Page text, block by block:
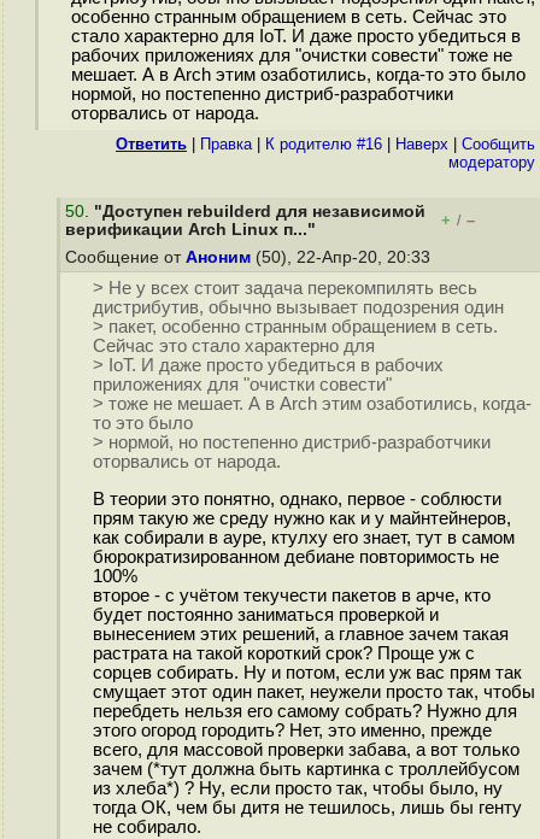
особенно странным обращением в сеть. Сейчас это
стало характерно для IoT. И даже просто убедиться в
рабочих приложениях для "очистки совести" тоже не
мешает. А в Arch этим озаботились, когда-то это было
нормой, но постепенно дистриб-разработчики
оторвались от народа.
Ответить Правка| К родителю #16 Наверх
Cообщить
модератору
50. "Доступен rebuilderd для независимой
верификации Arch Linux п..."
+ / –
Сообщение от Аноним (50), 22-Апр-20, 20:33
> Не у всех стоит задача перекомпилять весь
дистрибутив, обычно вызывает подозрения один
> пакет, особенно странным обращением в сеть.
Сейчас это стало характерно для
> IoT. И даже просто убедиться в рабочих
приложениях для "очистки совести"
> тоже не мешает. А в Arch этим озаботились, когда-
то это было
> нормой, но постепенно дистриб-разработчики
оторвались от народа.
В теории это понятно, однако, первое - соблюсти
прям такую же среду нужно как и у майнтейнеров,
как собирали в ауре, ктулху его знает, тут в самом
бюрократизированном дебиане повторимость не
100%
второе - с учётом текучести пакетов в арче, кто
будет постоянно заниматься проверкой и
вынесением этих решений, а главное зачем такая
растрата на такой короткий срок? Проще уж с
сорцев собирать. Ну и потом, если уж вас прям так
смущает этот один пакет, неужели просто так, чтобы
перебдеть нельзя его самому собрать? Нужно для
этого огород городить? Нет, это именно, прежде
всего, для массовой проверки забава, а вот только
зачем (*тут должна быть картинка с троллейбусом
из хлеба*) ? Ну, если просто так, чтобы было, ну
тогда ОК, чем бы дитя не тешилось, лишь бы генту
не собирало.